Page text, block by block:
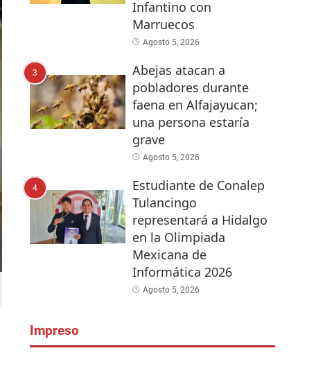
Infantino con
Marruecos
Agosto 5, 2026
3
Abejas atacan a
pobladores durante
faena en Alfajayucan;
una persona estaría
grave
Agosto 5, 2026
4
Estudiante de Conalep
Tulancingo
representará a Hidalgo
en la Olimpiada
Mexicana de
Informática 2026
Agosto 5, 2026
Impreso